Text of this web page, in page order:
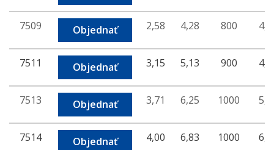
7509 Objednať 2,58 4,28 800
7511 Objednať 3,15 5,13 900
7513 Objednať 3,71 6,25 1000
7514 Objednať 4,00 6,83 1000